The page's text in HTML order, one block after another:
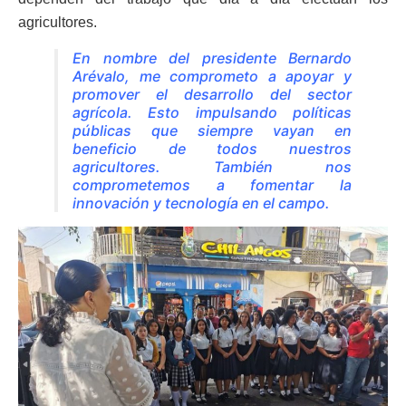
agricultores.
En nombre del presidente Bernardo
Arévalo, me comprometo a apoyar y
promover el desarrollo del sector
agrícola. Esto impulsando políticas
públicas que siempre vayan en
beneficio de todos nuestros
agricultores. También nos
comprometemos a fomentar la
innovación y tecnología en el campo.